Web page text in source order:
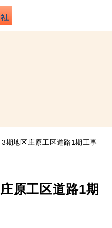
3期地区庄原工区道路1期工事
原工区道路1期